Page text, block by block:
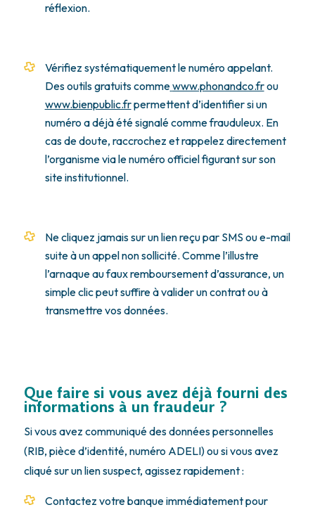
réflexion.
Vérifiez systématiquement le numéro appelant.
Des outils gratuits commewww.phonandco.frou
www.bienpublic.frpermettent d’identifier si un
numéro a déjà été signalé comme frauduleux. En
cas de doute, raccrochez et rappelez directement
l’organisme via le numéro officiel figurant sur son
site institutionnel.
Ne cliquez jamais sur un lien reçu par SMS ou e-mail
suite à un appel non sollicité. Comme l’illustre
l’arnaque au faux remboursement d’assurance, un
simple clic peut suffire à valider un contrat ou à
transmettre vos données.
Que faire si vous avez déjà fourni des
informations à un fraudeur ?
Si vous avez communiqué des données personnelles
(RIB, pièce d’identité, numéro ADELI) ou si vous avez
cliqué sur un lien suspect, agissez rapidement :
Contactez votre banque immédiatement pour